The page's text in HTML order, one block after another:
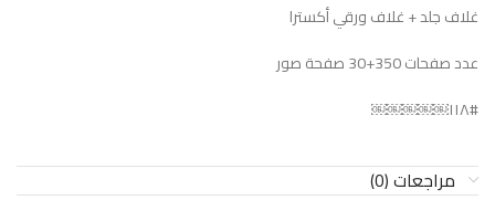
‏غلاف جلد + غلاف ورقي أكسترا
‏عدد صفحات ‫350‏+30‬ صفحة صور
#١١٨￼￼￼￼￼
مراجعات (0)